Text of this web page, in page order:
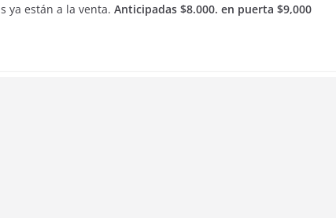
ya están a la venta. Anticipadas $8.000. en puerta $9,000